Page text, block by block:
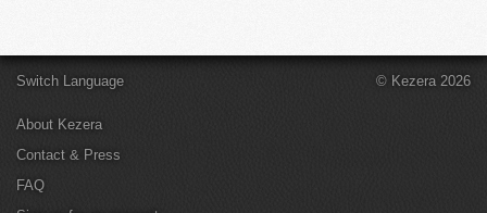
Switch Language
About Kezera
Contact & Press
FAQ
© Kezera 2026